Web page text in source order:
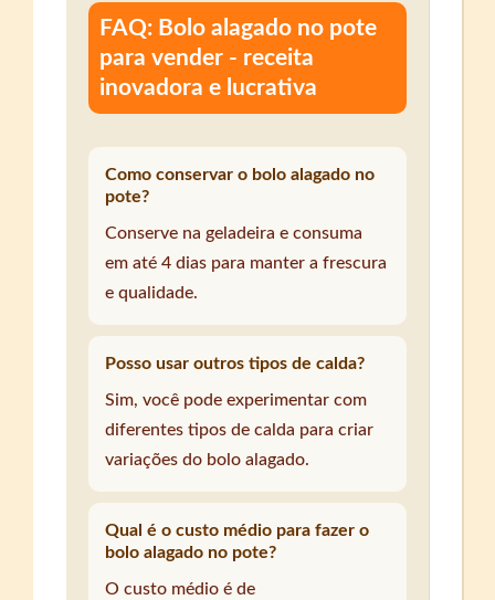
FAQ: Bolo alagado no pote
para vender - receita
inovadora e lucrativa
Como conservar o bolo alagado no
pote?
Conserve na geladeira e consuma
em até 4 dias para manter a frescura
e qualidade.
Posso usar outros tipos de calda?
Sim, você pode experimentar com
diferentes tipos de calda para criar
variações do bolo alagado.
Qual é o custo médio para fazer o
bolo alagado no pote?
O custo médio é de